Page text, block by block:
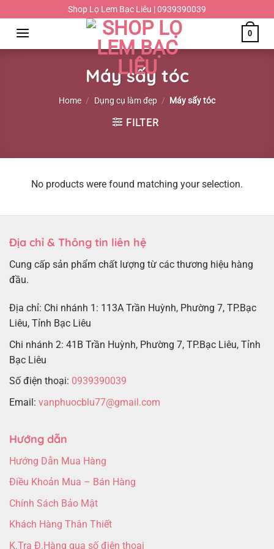
đến
dung
Shop Lọ Lem Bạc Liêu | 0939390039
0
Máy sấy tóc
Home / Dụng cụ làm đẹp / Máy sấy tóc
FILTER
No products were found matching your selection.
Địa chỉ & Thông tin liên hệ
Cung cấp sản phẩm chất lượng từ các thương hiệu hàng
đầu.
Địa chỉ: Chi nhánh 1: 113A Trần Huỳnh, Phường 7, TP.Bạc
Liêu, Tỉnh Bạc Liêu
Chi nhánh 2: 41B Trần Huỳnh, Phường 7, TP.Bạc Liêu, Tỉnh
Bạc Liêu
Số điện thoại: 0939390039
Email: vanphuocblu77@gmail.com
Hướng dẫn
Hướng Dẫn Mua Hàng
Điều Khoản Mua – Bán Hàng
Chính Sách Bảo Mật
Khách Hàng Thân Thiết
K.Tra Đ.Hàng qua số điện thoại